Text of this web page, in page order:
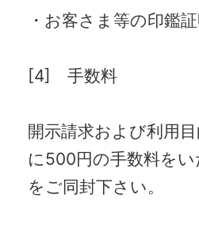
・お客さま等の印鑑
[4] 手数料
開示請求および利用
に500円の手数料を
をご同封下さい。